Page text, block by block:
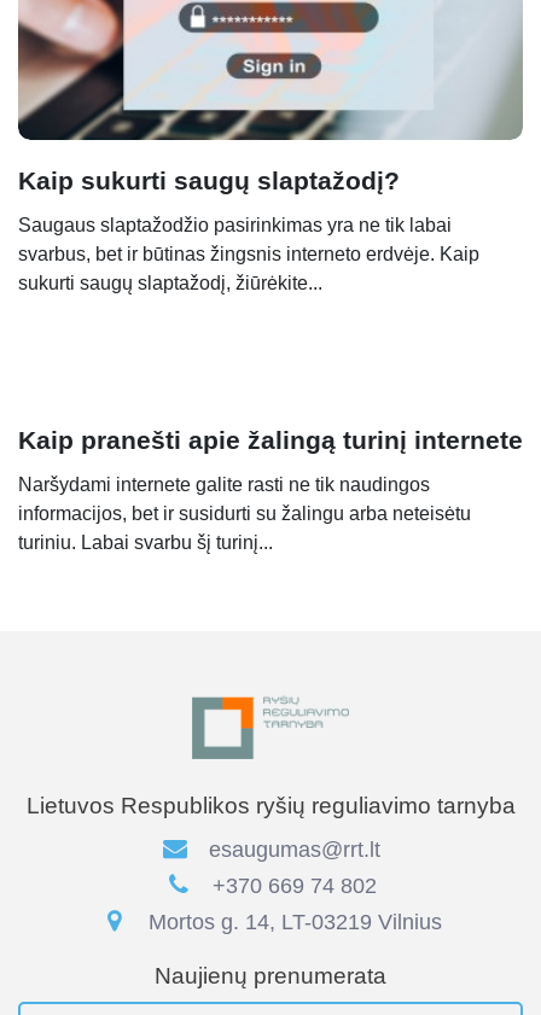
Kaip sukurti saugų slaptažodį?
Saugaus slaptažodžio pasirinkimas yra ne tik labai
svarbus, bet ir būtinas žingsnis interneto erdvėje. Kaip
sukurti saugų slaptažodį, žiūrėkite...
Kaip pranešti apie žalingą turinį internete
Naršydami internete galite rasti ne tik naudingos
informacijos, bet ir susidurti su žalingu arba neteisėtu
turiniu. Labai svarbu šį turinį...
Lietuvos Respublikos ryšių reguliavimo tarnyba
esaugumas@rrt.lt
+370 669 74 802
Mortos g. 14, LT-03219 Vilnius
Naujienų prenumerata